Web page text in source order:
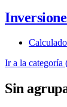
Ir a la
Sin